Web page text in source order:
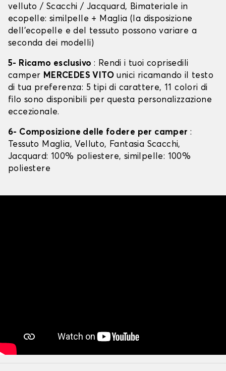
velluto / Scacchi / Jacquard, Bimateriale in
ecopelle: similpelle + Maglia (la disposizione
dell’ecopelle e del tessuto possono variare a
seconda dei modelli)
5- Ricamo esclusivo : Rendi i tuoi coprisedili
camper MERCEDES VITO unici ricamando il testo
di tua preferenza: 5 tipi di carattere, 11 colori di
filo sono disponibili per questa personalizzazione
eccezionale.
6- Composizione delle fodere per camper :
Tessuto Maglia, Velluto, Fantasia Scacchi,
Jacquard: 100% poliestere, similpelle: 100%
poliestere